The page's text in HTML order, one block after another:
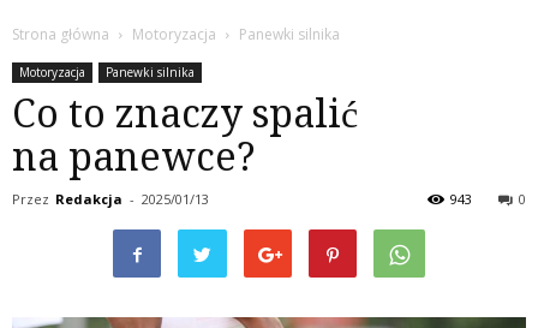
Strona główna Motoryzacja Panewki silnika
Motoryzacja Panewki silnika
Co to znaczy spalić
na panewce?
Przez Redakcja - 2025/01/13 0
943